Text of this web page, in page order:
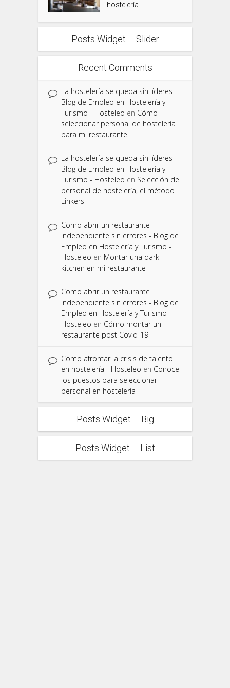
hostelería
Posts Widget – Slider
Recent Comments
La hostelería se queda sin líderes -
Blog de Empleo en Hostelería y
Turismo - Hosteleo en Cómo
seleccionar personal de hostelería
para mi restaurante
La hostelería se queda sin líderes -
Blog de Empleo en Hostelería y
Turismo - Hosteleo en Selección de
personal de hostelería, el método
Linkers
Como abrir un restaurante
independiente sin errores - Blog de
Empleo en Hostelería y Turismo -
Hosteleo en Montar una dark
kitchen en mi restaurante
Como abrir un restaurante
independiente sin errores - Blog de
Empleo en Hostelería y Turismo -
Hosteleo en Cómo montar un
restaurante post Covid-19
Como afrontar la crisis de talento
en hostelería - Hosteleo en Conoce
los puestos para seleccionar
personal en hostelería
Posts Widget – Big
Posts Widget – List